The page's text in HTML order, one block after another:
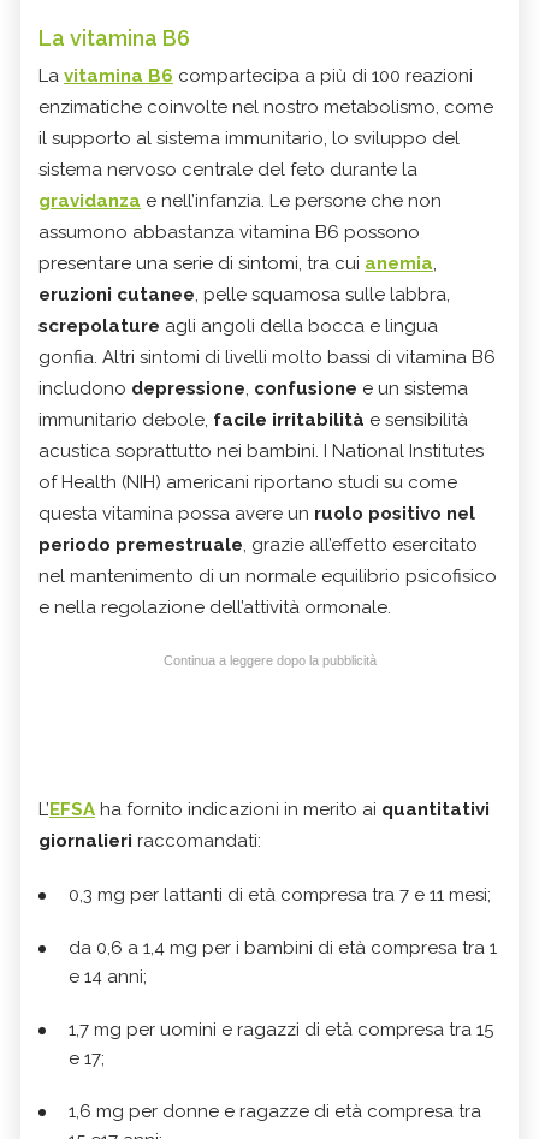
La vitamina B6
La vitamina B6 compartecipa a più di 100 reazioni
enzimatiche coinvolte nel nostro metabolismo, come
il supporto al sistema immunitario, lo sviluppo del
sistema nervoso centrale del feto durante la
gravidanza e nell’infanzia. Le persone che non
assumono abbastanza vitamina B6 possono
presentare una serie di sintomi, tra cui anemia,
eruzioni cutanee, pelle squamosa sulle labbra,
screpolature agli angoli della bocca e lingua
gonfia. Altri sintomi di livelli molto bassi di vitamina B6
includono depressione, confusione e un sistema
immunitario debole, facile irritabilità e sensibilità
acustica soprattutto nei bambini. I National Institutes
of Health (NIH) americani riportano studi su come
questa vitamina possa avere un ruolo positivo nel
periodo premestruale, grazie all’effetto esercitato
nel mantenimento di un normale equilibrio psicofisico
e nella regolazione dell’attività ormonale.
Continua a leggere dopo la pubblicità
L’EFSA ha fornito indicazioni in merito ai quantitativi
giornalieri raccomandati:
0,3 mg per lattanti di età compresa tra 7 e 11 mesi;
da 0,6 a 1,4 mg per i bambini di età compresa tra 1
e 14 anni;
1,7 mg per uomini e ragazzi di età compresa tra 15
e 17;
1,6 mg per donne e ragazze di età compresa tra